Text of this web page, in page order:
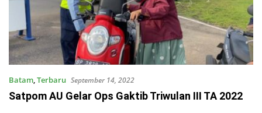
Batam,Terbaru September 14, 2022
Satpom AU Gelar Ops Gaktib Triwulan III TA 2022